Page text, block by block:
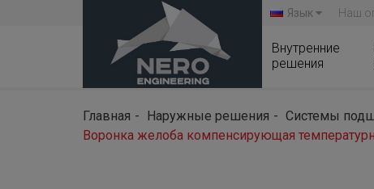
Язык Наш
Внутренние
решения
Главная Наружные решения Системы
Воронка желоба компенсирующая